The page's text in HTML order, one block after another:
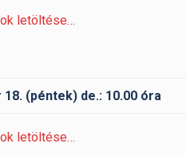
letöltése…
(péntek) de.: 10.00 óra
letöltése…